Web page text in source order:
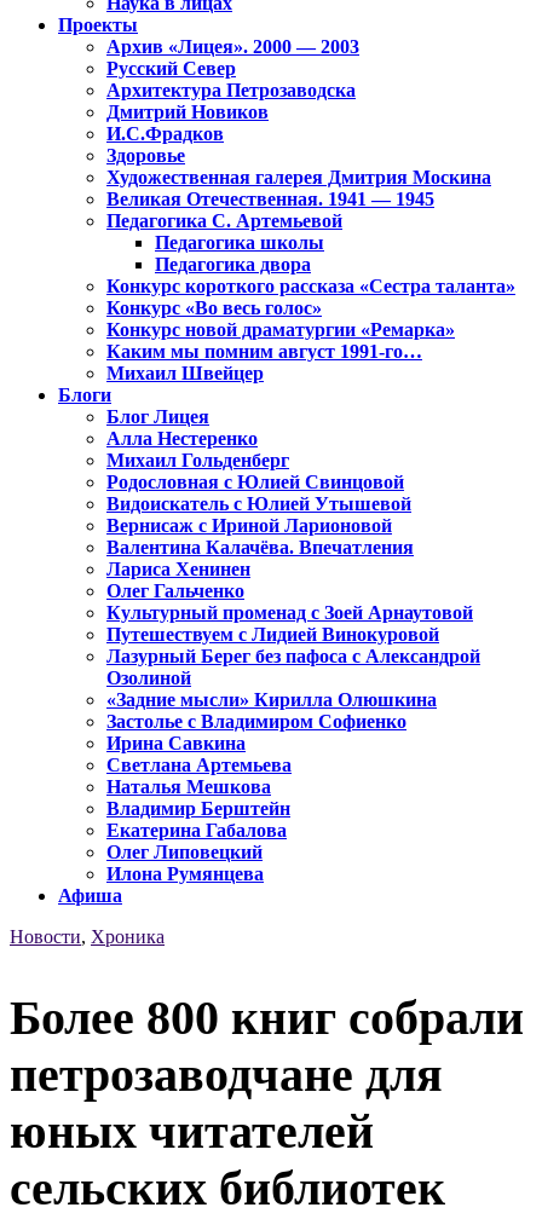
Проекты
Архив «Лицея». 2000 — 2003
Русский Север
Архитектура Петрозаводска
Дмитрий Новиков
И.С.Фрадков
Здоровье
Художественная галерея Дмитрия Москина
Великая Отечественная. 1941 — 1945
Педагогика С. Артемьевой
Педагогика школы
Педагогика двора
Конкурс короткого рассказа «Сестра таланта»
Конкурс «Во весь голос»
Конкурс новой драматургии «Ремарка»
Каким мы помним август 1991-го…
Михаил Швейцер
Блоги
Блог Лицея
Алла Нестеренко
Михаил Гольденберг
Родословная с Юлией Свинцовой
Видоискатель с Юлией Утышевой
Вернисаж с Ириной Ларионовой
Валентина Калачёва. Впечатления
Лариса Хенинен
Олег Гальченко
Культурный променад с Зоей Арнаутовой
Путешествуем с Лидией Винокуровой
Лазурный Берег без пафоса с Александрой
Озолиной
«Задние мысли» Кирилла Олюшкина
Застолье с Владимиром Софиенко
Ирина Савкина
Светлана Артемьева
Наталья Мешкова
Владимир Берштейн
Екатерина Габалова
Олег Липовецкий
Илона Румянцева
Афиша
Новости, Хроника
Более 800 книг собрали
петрозаводчане для
юных читателей
сельских библиотек